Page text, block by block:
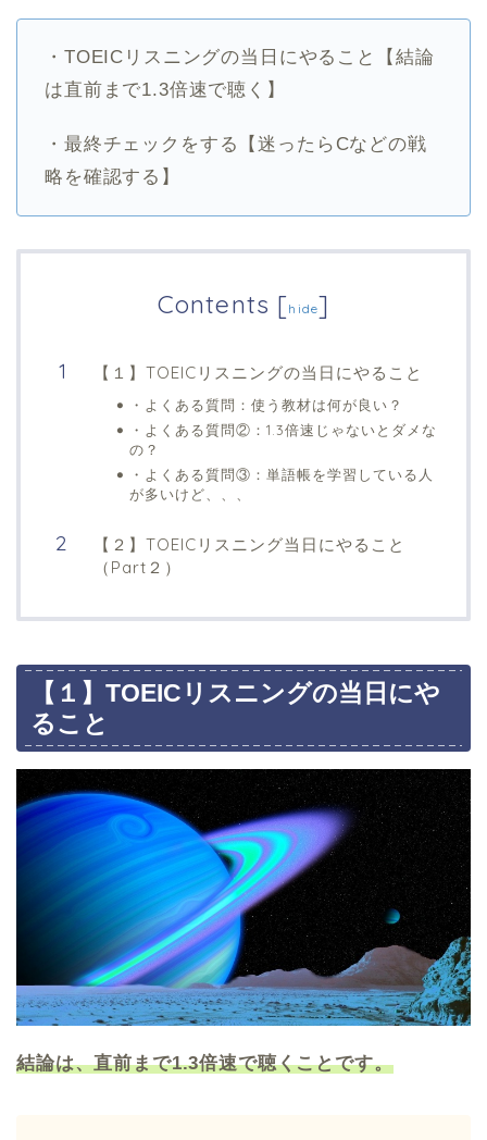
・TOEICリスニングの当日にやること【結論
は直前まで1.3倍速で聴く】
・最終チェックをする【迷ったらCなどの戦
略を確認する】
Contents [hide]
【１】TOEICリスニングの当日にやること
・よくある質問：使う教材は何が良い？
・よくある質問②：1.3倍速じゃないとダメな
の？
・よくある質問③：単語帳を学習している人
が多いけど、、、
【２】TOEICリスニング当日にやること
（Part２）
【１】TOEICリスニングの当日にや
ること
結論は、直前まで1.3倍速で聴くことです。